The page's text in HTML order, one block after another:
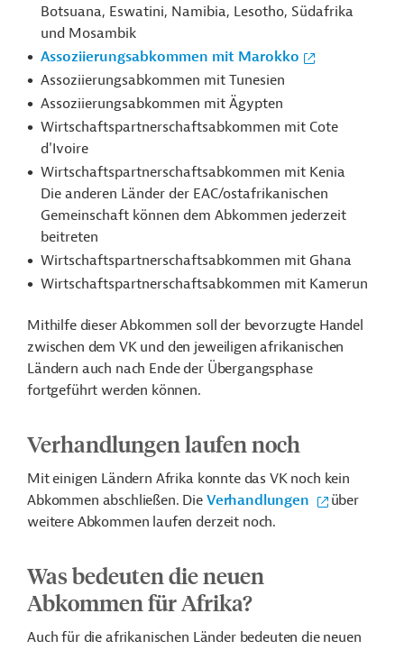
Botsuana, Eswatini, Namibia, Lesotho, Südafrika
und Mosambik
Assoziierungsabkommen mit Marokko
Assoziierungsabkommen mit Tunesien
Assoziierungsabkommen mit Ägypten
Wirtschaftspartnerschaftsabkommen mit Cote
d'Ivoire
Wirtschaftspartnerschaftsabkommen mit Kenia
Die anderen Länder der EAC/ostafrikanischen
Gemeinschaft können dem Abkommen jederzeit
beitreten
Wirtschaftspartnerschaftsabkommen mit Ghana
Wirtschaftspartnerschaftsabkommen mit Kamerun
Mithilfe dieser Abkommen soll der bevorzugte Handel
zwischen dem VK und den jeweiligen afrikanischen
Ländern auch nach Ende der Übergangsphase
fortgeführt werden können.
Verhandlungen laufen noch
Mit einigen Ländern Afrika konnte das VK noch kein
Abkommen abschließen. Die Verhandlungen
über
weitere Abkommen laufen derzeit noch.
Was bedeuten die neuen
Abkommen für Afrika?
Auch für die afrikanischen Länder bedeuten die neuen